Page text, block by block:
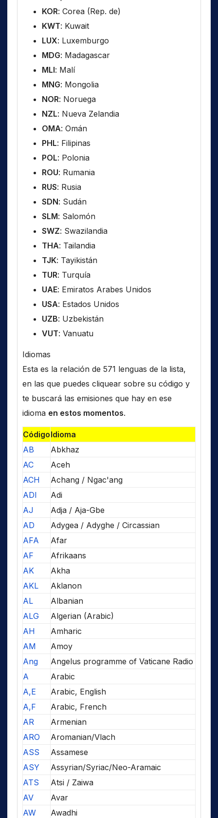
KOR: Corea (Rep. de)
KWT: Kuwait
LUX: Luxemburgo
MDG: Madagascar
MLI: Malí
MNG: Mongolia
NOR: Noruega
NZL: Nueva Zelandia
OMA: Omán
PHL: Filipinas
POL: Polonia
ROU: Rumania
RUS: Rusia
SDN: Sudán
SLM: Salomón
SWZ: Swazilandia
THA: Tailandia
TJK: Tayikistán
TUR: Turquía
UAE: Emiratos Arabes Unidos
USA: Estados Unidos
UZB: Uzbekistán
VUT: Vanuatu
Idiomas
Esta es la relación de 571 lenguas de la lista,
en las que puedes cliquear sobre su código y
te buscará las emisiones que hay en ese
idioma en estos momentos.
CódigoIdioma
AB
Abkhaz
AC
Aceh
ACH
Achang / Ngac'ang
ADI
Adi
AJ
Adja / Aja-Gbe
AD
Adygea / Adyghe / Circassian
AFA
Afar
AF
Afrikaans
AK
Akha
AKL
Aklanon
AL
Albanian
ALG
Algerian (Arabic)
AH
Amharic
AM
Amoy
Ang
Angelus programme of Vaticane Radio
A
Arabic
A,E
Arabic, English
A,F
Arabic, French
AR
Armenian
ARO
Aromanian/Vlach
ASS
Assamese
ASY
Assyrian/Syriac/Neo-Aramaic
ATS
Atsi / Zaiwa
AV
Avar
AW
Awadhi